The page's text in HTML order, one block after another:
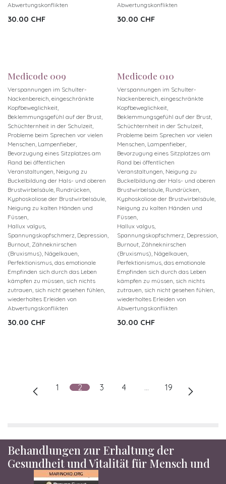
Abwertungskonflikten
30.00 CHF
Abwertungskonflikten
30.00 CHF
Neu!
Medicode 009
Verspannungen im Schulter-
Nackenbereich, eingeschränkte
Kopfbeweglichkeit,
Beklemmungsgefühl auf der Brust,
Schüchternheit in der Schulzeit,
Probleme beim Sprechen vor vielen
Menschen, Lampenfieber,
Bevorzugung eines Sitzplatzes am
Rand bei öffentlichen
Veranstaltungen, Neigung zu
Buckelbildung der Hals- und oberen
Brustwirbelsäule, Rundrücken,
Kyphoskoliose der Brustwirbelsäule,
Neigung zu kalten Händen und
Füssen,
Hallux valgus,
Spannungskopfschmerz, Depression,
Burnout, Zähneknirschen
(Bruxismus), Nägelkauen,
Perfektionismus, das emotionale
Empfinden sich durch das Leben
kämpfen zu müssen, sich nichts
zutrauen, sich nicht gesehen fühlen,
wiederholtes Erleiden von
Abwertungskonflikten
30.00 CHF
Neu!
Medicode 010
Verspannungen im Schulter-
Nackenbereich, eingeschränkte
Kopfbeweglichkeit,
Beklemmungsgefühl auf der Brust,
Schüchternheit in der Schulzeit,
Probleme beim Sprechen vor vielen
Menschen, Lampenfieber,
Bevorzugung eines Sitzplatzes am
Rand bei öffentlichen
Veranstaltungen, Neigung zu
Buckelbildung der Hals- und oberen
Brustwirbelsäule, Rundrücken,
Kyphoskoliose der Brustwirbelsäule,
Neigung zu kalten Händen und
Füssen,
Hallux valgus,
Spannungskopfschmerz, Depression,
Burnout, Zähneknirschen
(Bruxismus), Nägelkauen,
Perfektionismus, das emotionale
Empfinden sich durch das Leben
kämpfen zu müssen, sich nichts
zutrauen, sich nicht gesehen fühlen,
wiederholtes Erleiden von
Abwertungskonflikten
30.00 CHF
1 2 3 4 … 19
Behandlungen zur Erhaltung der
Gesundheit und Vitalität für Mensch und